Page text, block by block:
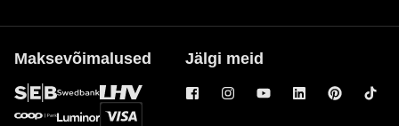
Maksevõimalused Jälgi meid